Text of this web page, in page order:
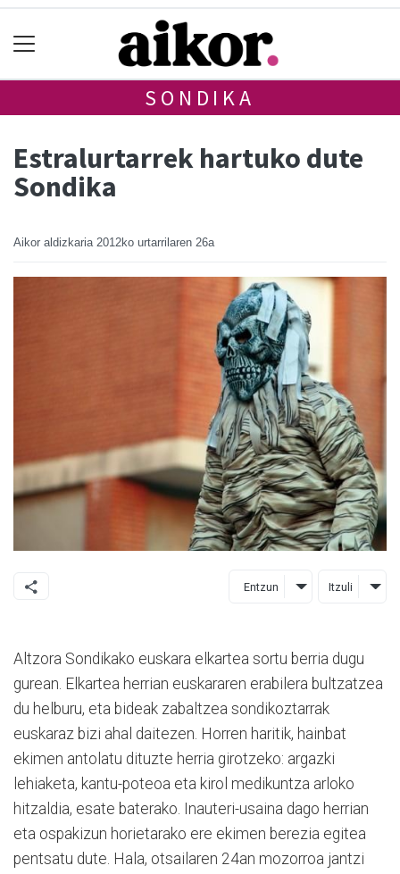
SONDIKA
Estralurtarrek hartuko dute
Sondika
Aikor aldizkaria 2012ko urtarrilaren 26a
Entzun Itzuli
Altzora Sondikako euskara elkartea sortu berria dugu
gurean. Elkartea herrian euskararen erabilera bultzatzea
du helburu, eta bideak zabaltzea sondikoztarrak
euskaraz bizi ahal daitezen. Horren haritik, hainbat
ekimen antolatu dituzte herria girotzeko: argazki
lehiaketa, kantu-poteoa eta kirol medikuntza arloko
hitzaldia, esate baterako. Inauteri-usaina dago herrian
eta ospakizun horietarako ere ekimen berezia egitea
pentsatu dute. Hala, otsailaren 24an mozorroa jantzi